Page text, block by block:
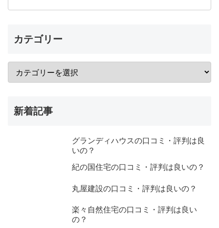
カテゴリー
新着記事
グランディハウスの口コミ・評判は良
いの？
紀の国住宅の口コミ・評判は良いの？
丸屋建設の口コミ・評判は良いの？
楽々自然住宅の口コミ・評判は良い
の？